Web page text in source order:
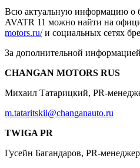
Всю актуальную информацию о
AVATR 11 можно найти на
motors.ru/и социальных сетях
За дополнительной
CHANGAN MOTORS RUS
Михаил Татарицкий, PR-
m.tataritskii@changanauto.ru
TWIGA PR
Гусейн Багандаров, PR-